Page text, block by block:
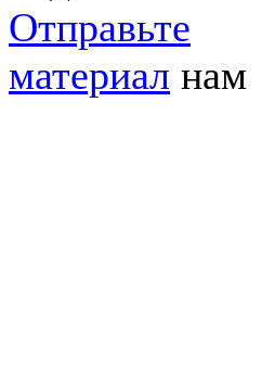
Отправьте
материал нам